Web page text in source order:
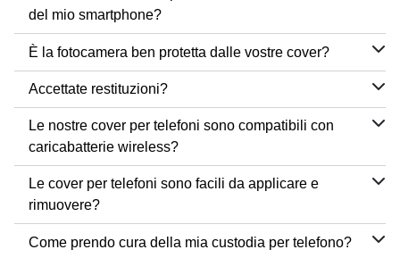
del mio smartphone?
È la fotocamera ben protetta dalle vostre cover?
Accettate restituzioni?
Le nostre cover per telefoni sono compatibili con
caricabatterie wireless?
Le cover per telefoni sono facili da applicare e
rimuovere?
Come prendo cura della mia custodia per telefono?